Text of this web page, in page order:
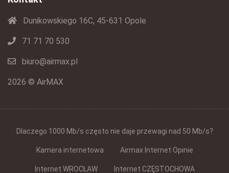
Dunikowskiego 16C, 45-631 Opole
71 71 70 530
biuro@airmax.pl
2026 © AirMAX
Dlaczego 1000 Mb/s często nie daje przewagi nad 50 Mb/s?
Kamera internetowa Airmax Internet Opinie
Internet WROCŁAW Internet CZĘSTOCHOWA